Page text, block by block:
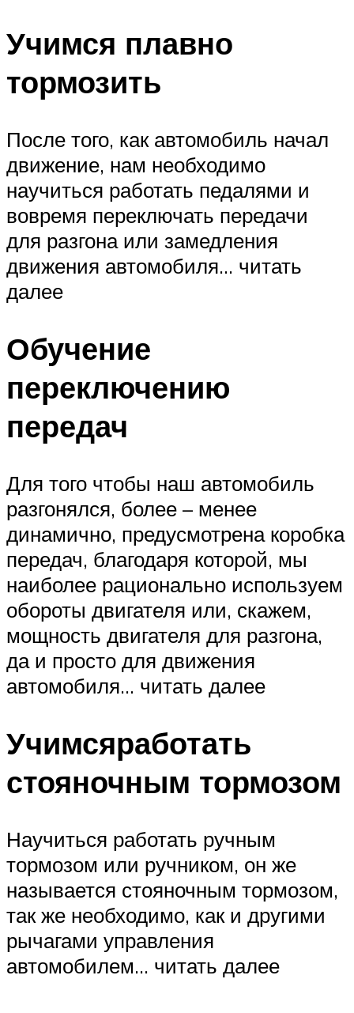
Учимся плавно
тормозить
После того, как автомобиль начал
движение, нам необходимо
научиться работать педалями и
вовремя переключать передачи
для разгона или замедления
движения автомобиля… читать
далее
Обучение
переключению
передач
Для того чтобы наш автомобиль
разгонялся, более – менее
динамично, предусмотрена коробка
передач, благодаря которой, мы
наиболее рационально используем
обороты двигателя или, скажем,
мощность двигателя для разгона,
да и просто для движения
автомобиля… читать далее
Учимсяработать
стояночным тормозом
Научиться работать ручным
тормозом или ручником, он же
называется стояночным тормозом,
так же необходимо, как и другими
рычагами управления
автомобилем… читать далее